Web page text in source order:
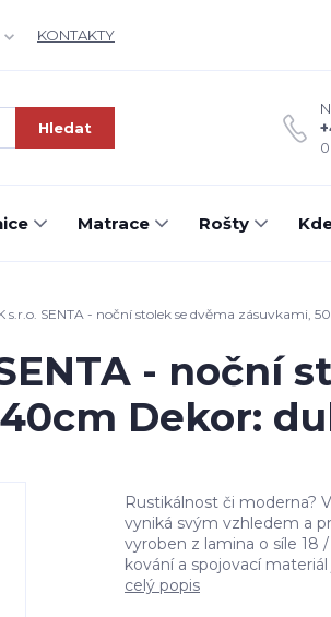
KONTAKTY
Hledat
Matrace Rošty
s.r.o. SENTA - noční stolek se dvěma zásuvkami,
- noční
Dekor:
Rustikálnost či moderna?
vyniká svým vzhledem a
vyroben z lamina o síle 18
kování a spojovací
celý popis